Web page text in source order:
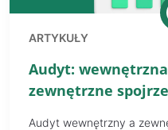
ARTYKUŁY
Audyt:
zewnętrzne
Audyt wewnętrzny a